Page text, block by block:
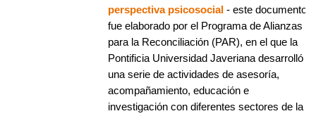
perspectiva psicosocial - este documento
fue elaborado por el Programa de Alianzas
para la Reconciliación (PAR), en el que la
Pontificia Universidad Javeriana desarrolló
una serie de actividades de asesoría,
acompañamiento, educación e
investigación con diferentes sectores de la